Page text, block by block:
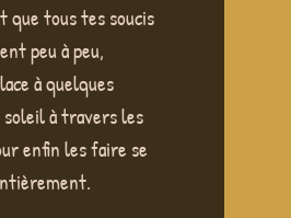
que tous tes soucis
peu à peu,
à quelques
soleil à travers les
enfin les faire se